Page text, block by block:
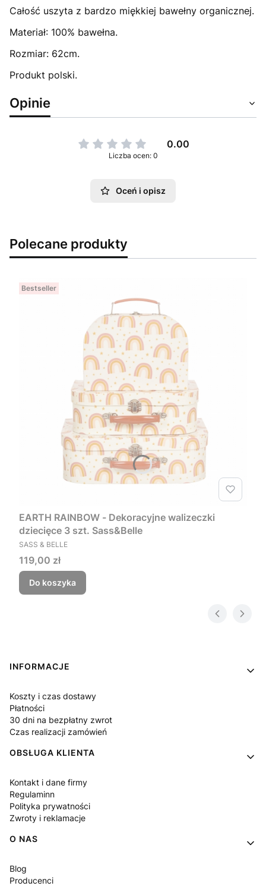
Całość uszyta z bardzo miękkiej bawełny organicznej.
Materiał: 100% bawełna.
Rozmiar: 62cm.
Produkt polski.
Opinie
0.00
Liczba ocen: 0
Oceń i opisz
Polecane produkty
Bestseller
EARTH RAINBOW - Dekoracyjne walizeczki
dziecięce 3 szt. Sass&Belle
PRODUCENT
SASS & BELLE
Cena
119,00 zł
Do koszyka
Linki w stopce
INFORMACJE
Koszty i czas dostawy
Płatności
30 dni na bezpłatny zwrot
Czas realizacji zamówień
OBSŁUGA KLIENTA
Kontakt i dane firmy
Regulaminn
Polityka prywatności
Zwroty i reklamacje
O NAS
Blog
Producenci